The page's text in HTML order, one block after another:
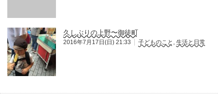
久しぶりの上野〜御徒町
2016年7月17日(日) 21:33 子どものこと , 生活と日常